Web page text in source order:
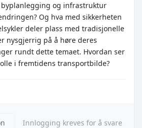
byplanlegging og infrastruktur
Og hva med sikkerheten
deler plass med tradisjonelle
nysgjerrig på å høre deres
rundt dette temaet. Hvordan ser
i fremtidens transportbilde?
Innlogging kreves for å svare